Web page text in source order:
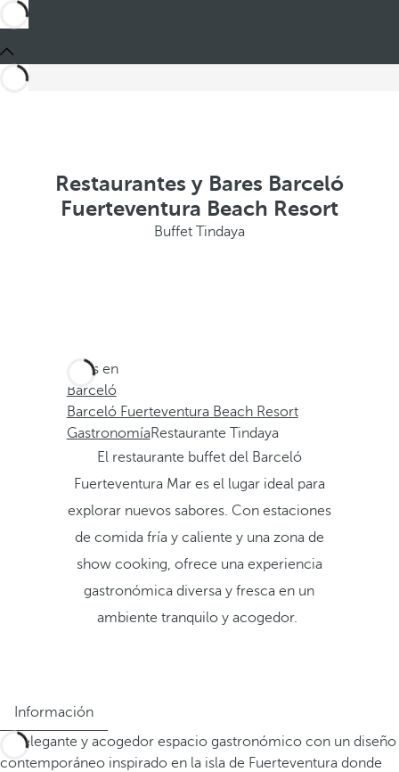
Restaurantes y Bares Barceló
Fuerteventura Beach Resort
Buffet Tindaya
Estás en
Barceló
Barceló Fuerteventura Beach Resort
GastronomíaRestaurante Tindaya
El restaurante buffet del Barceló
Fuerteventura Mar es el lugar ideal para
explorar nuevos sabores. Con estaciones
de comida fría y caliente y una zona de
show cooking, ofrece una experiencia
gastronómica diversa y fresca en un
ambiente tranquilo y acogedor.
Información
Un elegante y acogedor espacio gastronómico con un diseño
contemporáneo inspirado en la isla de Fuerteventura donde